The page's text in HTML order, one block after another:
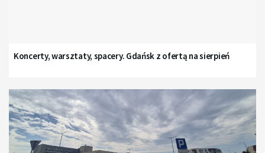
Koncerty, warsztaty, spacery. Gdańsk z ofertą na sierpień